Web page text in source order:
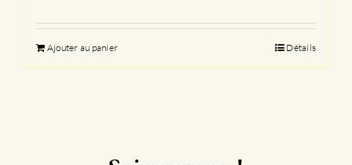
Ajouter au panier Détails